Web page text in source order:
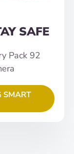
SAFE
Pack 92
SMART